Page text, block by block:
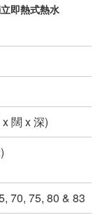
即熱式熱水
闊 x 深)
70, 75, 80 & 83